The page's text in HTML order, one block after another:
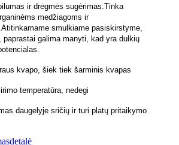
ir drėgmės sugėrimas.Tinka
medžiagoms ir
smulkiame pasiskirstyme,
paprastai galima manyti, kad yra dulkių
kvapo, šiek tiek šarminis kvapas
temperatūra, nedegi
daugelyje sričių ir turi platų pritaikymo
detalė